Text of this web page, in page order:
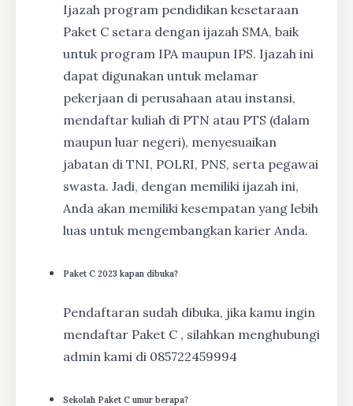
Ijazah program pendidikan kesetaraan
Paket C setara dengan ijazah SMA, baik
untuk program IPA maupun IPS. Ijazah ini
dapat digunakan untuk melamar
pekerjaan di perusahaan atau instansi,
mendaftar kuliah di PTN atau PTS (dalam
maupun luar negeri), menyesuaikan
jabatan di TNI, POLRI, PNS, serta pegawai
swasta. Jadi, dengan memiliki ijazah ini,
Anda akan memiliki kesempatan yang lebih
luas untuk mengembangkan karier Anda.
Paket C 2023 kapan dibuka?
Pendaftaran sudah dibuka, jika kamu ingin
mendaftar Paket C , silahkan menghubungi
admin kami di 085722459994
Sekolah Paket C umur berapa?